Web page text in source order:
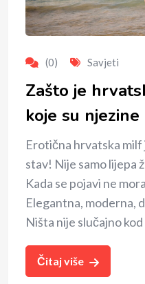
(0) Savjeti
Zašto je
koje su
Erotična hrvatska milf
stav! Nije samo lijepa
Kada se pojavi ne
Elegantna, moderna,
Ništa nije slučajno
Čitaj više